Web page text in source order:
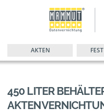
AKTEN
450 LITER